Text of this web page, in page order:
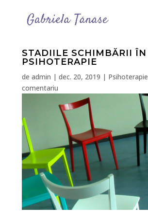
STADIILE SCHIMBĂRII ÎN
PSIHOTERAPIE
de admin | dec. 20, 2019 | Psihoterapie
comentariu